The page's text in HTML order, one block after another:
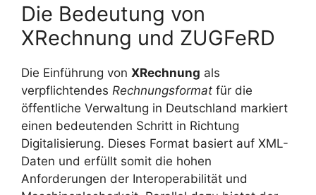
Die Bedeutung von
XRechnung und ZUGFeRD
Die Einführung von XRechnung als
verpflichtendes Rechnungsformat für die
öffentliche Verwaltung in Deutschland markiert
einen bedeutenden Schritt in Richtung
Digitalisierung. Dieses Format basiert auf XML-
Daten und erfüllt somit die hohen
Anforderungen der Interoperabilität und